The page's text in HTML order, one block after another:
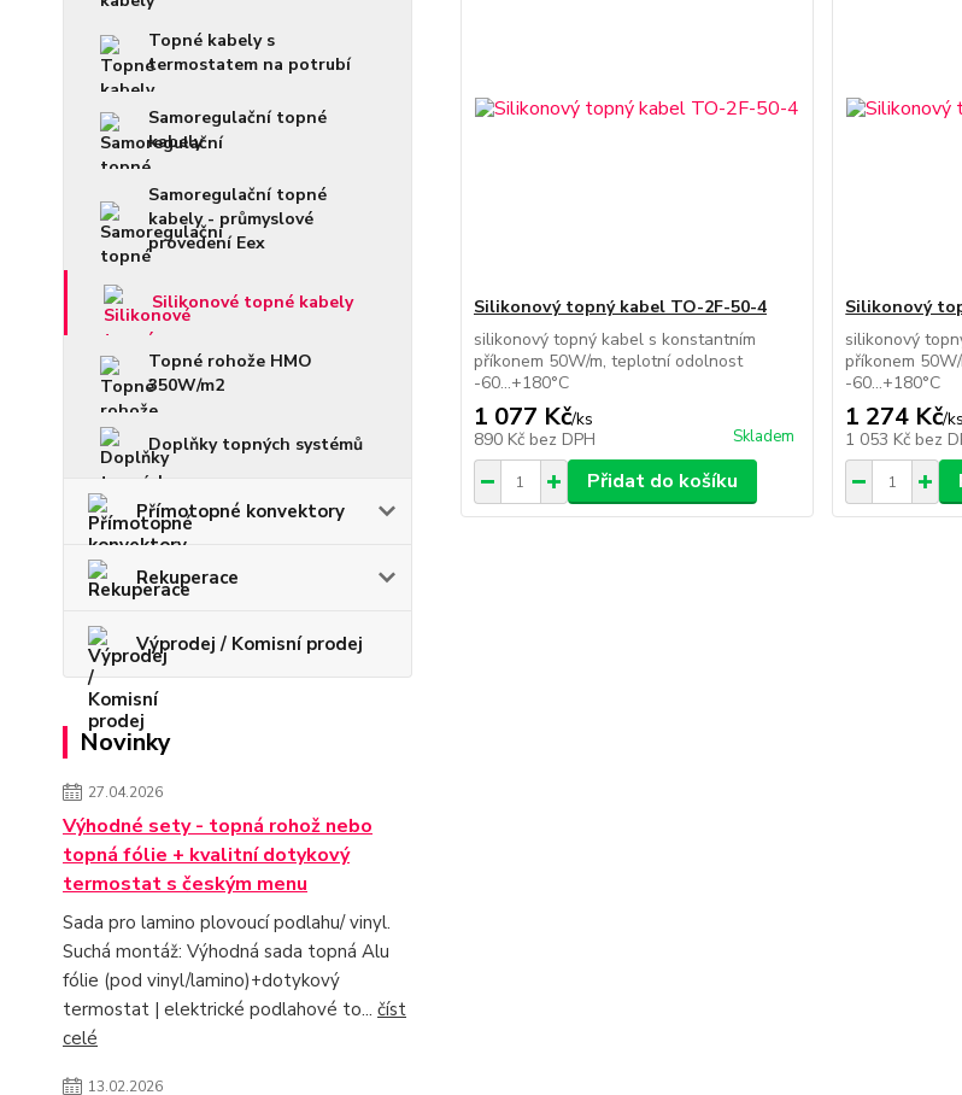
Topné kabely s
termostatem na potrubí
Samoregulační topné
kabely
Samoregulační topné
kabely - průmyslové
provedení Eex
Silikonové topné kabely
Topné rohože HMO
350W/m2
Doplňky topných systémů
Přímotopné konvektory
Rekuperace
Výprodej / Komisní prodej
Novinky
27.04.2026
Výhodné sety - topná rohož nebo
topná fólie + kvalitní dotykový
termostat s českým menu
Sada pro lamino plovoucí podlahu/ vinyl.
Suchá montáž: Výhodná sada topná Alu
fólie (pod vinyl/lamino)+dotykový
termostat | elektrické podlahové to... číst
celé
13.02.2026
Silikonový topný kabel TO-2F-50-4
silikonový topný kabel s konstantním
příkonem 50W/m, teplotní odolnost
-60...+180°C
1 077 Kč/ks
890 Kč bez DPH Skladem
Přidat do košíku
Silikonový
silikonový
příkonem
-60...+180°C
1 274 Kč/ks
1 053 Kč bez